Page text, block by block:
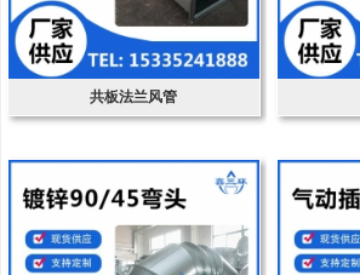
共板法兰风管